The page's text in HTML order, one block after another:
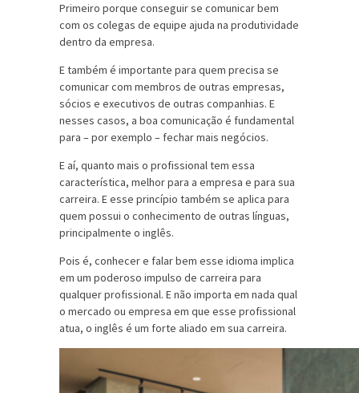
Primeiro porque conseguir se comunicar bem
com os colegas de equipe ajuda na produtividade
dentro da empresa.
E também é importante para quem precisa se
comunicar com membros de outras empresas,
sócios e executivos de outras companhias. E
nesses casos, a boa comunicação é fundamental
para – por exemplo – fechar mais negócios.
E aí, quanto mais o profissional tem essa
característica, melhor para a empresa e para sua
carreira. E esse princípio também se aplica para
quem possui o conhecimento de outras línguas,
principalmente o inglês.
Pois é, conhecer e falar bem esse idioma implica
em um poderoso impulso de carreira para
qualquer profissional. E não importa em nada qual
o mercado ou empresa em que esse profissional
atua, o inglês é um forte aliado em sua carreira.